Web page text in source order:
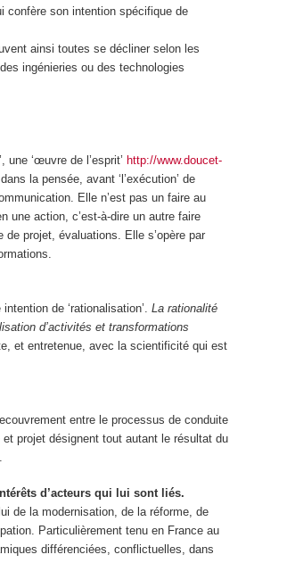
confère son intention spécifique de
ainsi toutes se décliner selon les
ingénieries ou des technologies
une ‘œuvre de l’esprit’ http://www.doucet-
la pensée, avant ‘l’exécution’ de
Elle n’est pas un faire au
une action, c’est-à-dire un autre faire
projet, évaluations. Elle s’opère par
de ‘rationalisation’. La rationalité
d’activités et transformations
et entretenue, avec la scientificité qui est
entre le processus de conduite
projet désignent tout autant le résultat du
d’acteurs qui lui sont liés.
de la modernisation, de la réforme, de
Particulièrement tenu en France au
différenciées, conflictuelles, dans